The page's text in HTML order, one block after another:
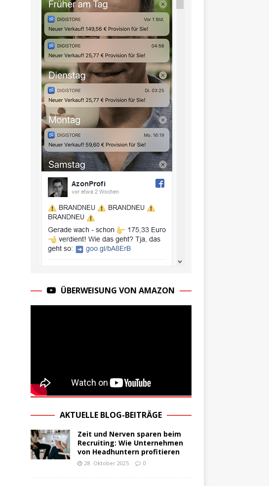
ÜBERWEISUNG VON AMAZON
AKTUELLE BLOG-BEITRÄGE
Zeit und Nerven sparen beim
Recruiting: Wie Unternehmen
von Headhuntern profitieren
28. Oktober 2025 0